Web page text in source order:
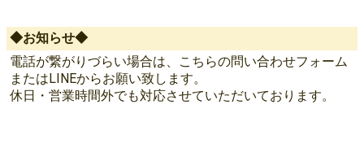
◆お知らせ◆
電話が繋がりづらい場合は、こちらの問い合わせフォーム
またはLINEからお願い致します。
休日・営業時間外でも対応させていただいております。